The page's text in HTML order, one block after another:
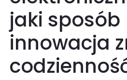
jaki sposób
innowacja